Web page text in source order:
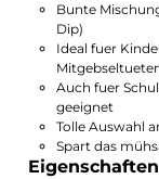
Bunte
Dip)
Ideal fuer
Auch fuer
geeignet
Tolle Auswahl
Spart das
Eigenschaften